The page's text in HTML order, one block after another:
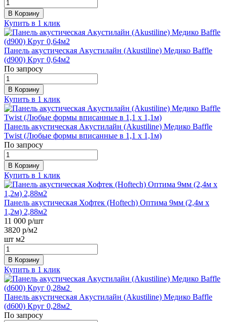
В Корзину
Купить в 1 клик
Панель акустическая Акустилайн (Akustiline) Медико Baffle
(d900) Круг 0,64м2
По запросу
В Корзину
Купить в 1 клик
Панель акустическая Акустилайн (Akustiline) Медико Baffle
Twist (Любые формы вписанные в 1,1 х 1,1м)
По запросу
В Корзину
Купить в 1 клик
Панель акустическая Хофтек (Hoftech) Оптима 9мм (2,4м х
1,2м) 2,88м2
11 000 р/шт
3820 р/м2
шт м2
В Корзину
Купить в 1 клик
Панель акустическая Акустилайн (Akustiline) Медико Baffle
(d600) Круг 0,28м2
По запросу